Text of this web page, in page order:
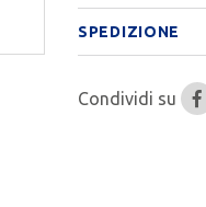
SPEDIZIONE
Condividi su